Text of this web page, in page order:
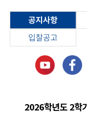
공지사항
입찰공고
2026학년도 2학